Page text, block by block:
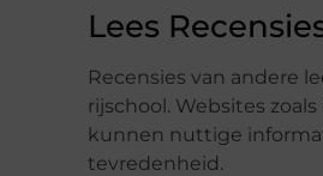
Lees
Recensies van andere
rijschool. Websites
kunnen nuttige
tevredenheid.